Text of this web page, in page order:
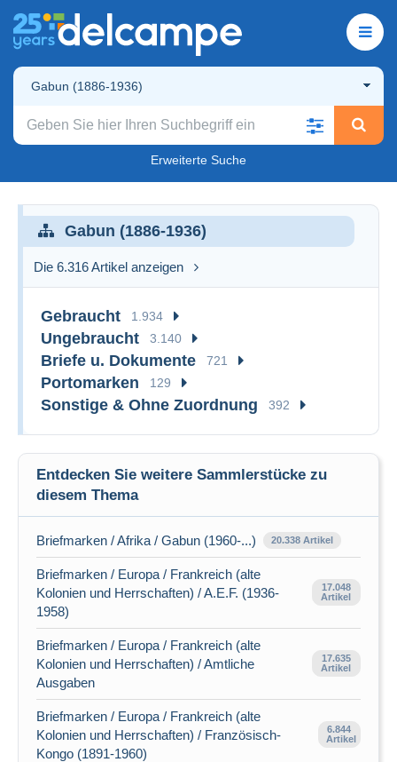
Gabun (1886-1936)
Erweiterte Suche
Gabun (1886-1936)
Die 6.316 Artikel anzeigen
Gebraucht 1.934
Ungebraucht 3.140
Briefe u. Dokumente 721
Portomarken 129
Sonstige & Ohne Zuordnung 392
Entdecken Sie weitere Sammlerstücke zu
diesem Thema
Briefmarken / Afrika / Gabun (1960-...) 20.338 Artikel
Briefmarken / Europa / Frankreich (alte
Kolonien und Herrschaften) / A.E.F. (1936-
1958)
17.048
Artikel
Briefmarken / Europa / Frankreich (alte
Kolonien und Herrschaften) / Amtliche
Ausgaben
17.635
Artikel
Briefmarken / Europa / Frankreich (alte
Kolonien und Herrschaften) / Französisch-
Kongo (1891-1960)
6.844
Artikel